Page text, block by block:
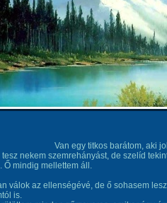
titkos barátom, aki jobban
nekem szemrehányást, de szelíd
Ő mindig mellettem áll.
válok az ellenségévé, de ő sohasem
is.